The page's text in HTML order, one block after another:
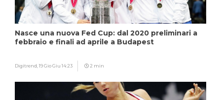
Nasce una nuova Fed Cup: dal 2020 preliminari a
febbraio e finali ad aprile a Budapest
Digitrend,19 Gio Giu 14:23 2 min